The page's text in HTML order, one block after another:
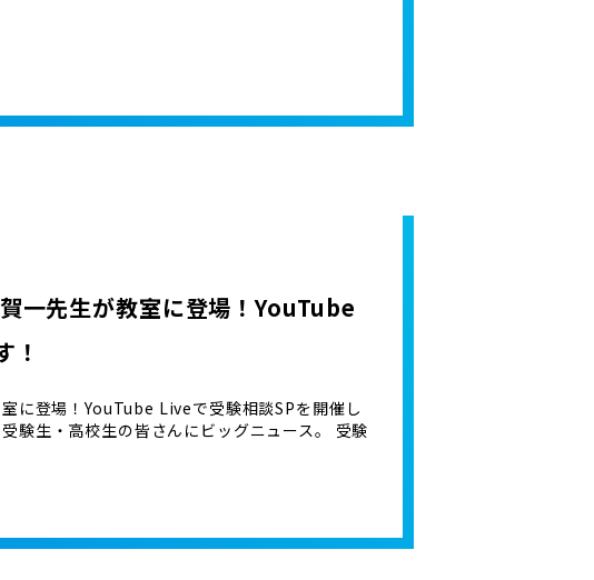
一先生が教室に登場！YouTube
！
に登場！YouTube Liveで受験相談SPを開催し
験生・高校生の皆さんにビッグニュース。 受験